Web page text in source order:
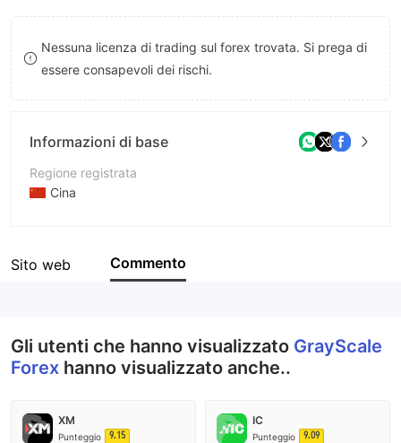
8
9Nessuna licenza di trading sul forex trovata. Si prega di
essere consapevoli dei rischi.
Informazioni di base
Regione registrata
Cina
Azienda
Sito web Commento
Gli utenti che hanno visualizzato GrayScale
Forex hanno visualizzato anche..
XM
Punteggio 9.15
IC
Punteggio 9.09